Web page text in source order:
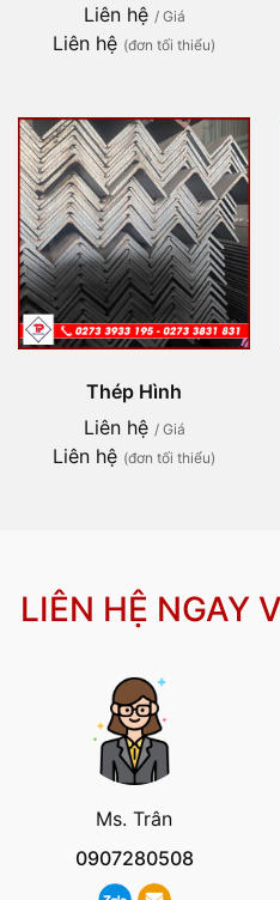
Liên hệ / Giá
Liên hệ (đơn tối thiểu)
Thép Hình
Liên hệ / Giá
Liên hệ (đơn tối thiểu)
LIÊN HỆ NGAY
Ms. Trân
0907280508